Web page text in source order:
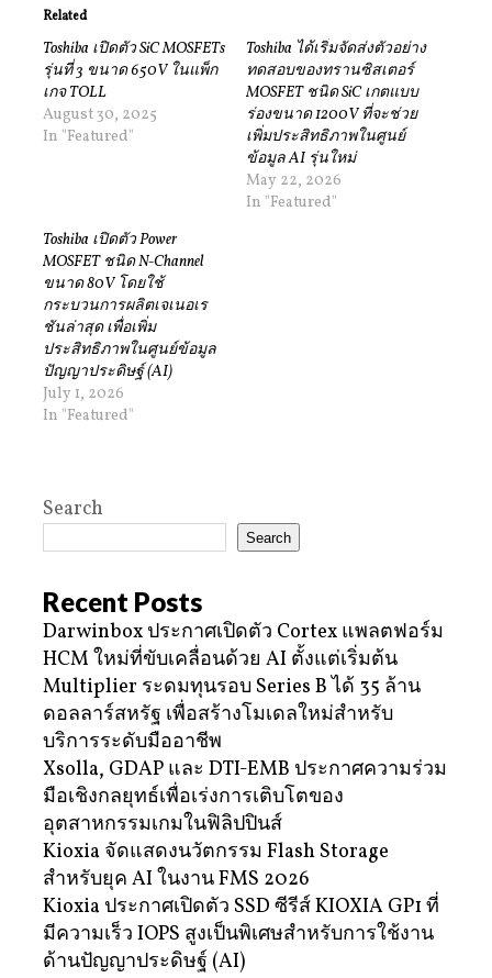
Related
Toshiba เปิดตัว SiC MOSFETs
รุ่นที่ 3 ขนาด 650V ในแพ็ก
เกจ TOLL
August 30, 2025
In "Featured"
Toshiba ได้เริ่มจัดส่งตัวอย่าง
ทดสอบของทรานซิสเตอร์
MOSFET ชนิด SiC เกตแบบ
ร่องขนาด 1200V ที่จะช่วย
เพิ่มประสิทธิภาพในศูนย์
ข้อมูล AI รุ่นใหม่
May 22, 2026
In "Featured"
Toshiba เปิดตัว Power
MOSFET ชนิด N-Channel
ขนาด 80V โดยใช้
กระบวนการผลิตเจเนอเร
ชันล่าสุด เพื่อเพิ่ม
ประสิทธิภาพในศูนย์ข้อมูล
ปัญญาประดิษฐ์ (AI)
July 1, 2026
In "Featured"
Search
Search
Recent Posts
Darwinbox ประกาศเปิดตัว Cortex แพลตฟอร์ม
HCM ใหม่ที่ขับเคลื่อนด้วย AI ตั้งแต่เริ่มต้น
Multiplier ระดมทุนรอบ Series B ได้ 35 ล้าน
ดอลลาร์สหรัฐ เพื่อสร้างโมเดลใหม่สำหรับ
บริการระดับมืออาชีพ
Xsolla, GDAP และ DTI-EMB ประกาศความร่วม
มือเชิงกลยุทธ์เพื่อเร่งการเติบโตของ
อุตสาหกรรมเกมในฟิลิปปินส์
Kioxia จัดแสดงนวัตกรรม Flash Storage
สำหรับยุค AI ในงาน FMS 2026
Kioxia ประกาศเปิดตัว SSD ซีรีส์ KIOXIA GP1 ที่
มีความเร็ว IOPS สูงเป็นพิเศษสำหรับการใช้งาน
ด้านปัญญาประดิษฐ์ (AI)